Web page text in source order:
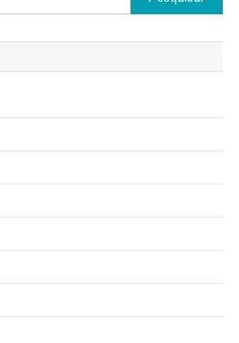
por: